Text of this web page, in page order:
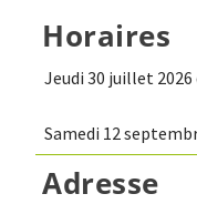
Horaires
Jeudi 30 juillet 2026
Samedi 12
Adresse